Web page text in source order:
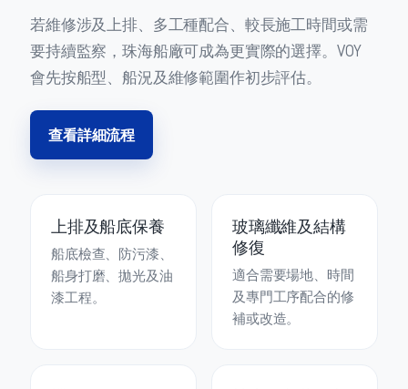
若維修涉及上排、多工種配合、較長施工時間或需
要持續監察，珠海船廠可成為更實際的選擇。VOY
會先按船型、船況及維修範圍作初步評估。
查看詳細流程
上排及船底保養
船底檢查、防污漆、
船身打磨、拋光及油
漆工程。
玻璃纖維及結構
修復
適合需要場地、時間
及專門工序配合的修
補或改造。